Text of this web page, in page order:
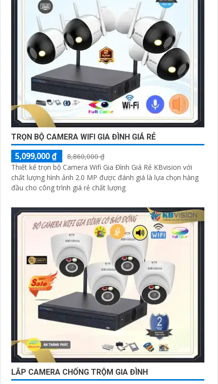
TRỌN BỘ CAMERA WIFI GIA ĐÌNH GIÁ RẺ
5,099,000 ₫
8,860,000 ₫
Thiết kế trọn bộ Camera Wifi Gia Đình Giá Rẻ KBvision với
chất lượng hình ảnh 2.0 MP được đánh giá là lựa chọn hàng
đầu cho công trình giá rẻ chất lượng
LẮP CAMERA CHỐNG TRỘM GIA ĐÌNH